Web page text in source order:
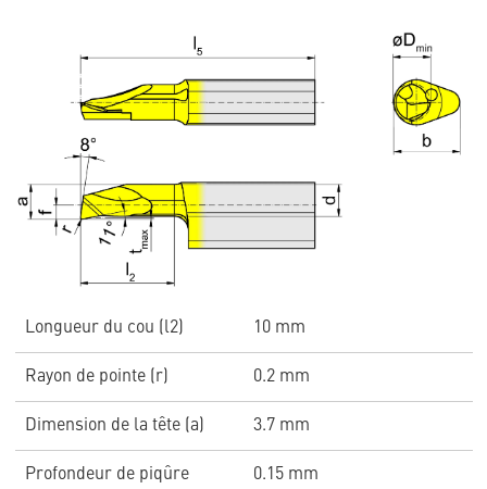
Longueur du cou (l2) 10 mm
Rayon de pointe (r) 0.2 mm
Dimension de la tête (a) 3.7 mm
Profondeur de piqûre
0.15 mm